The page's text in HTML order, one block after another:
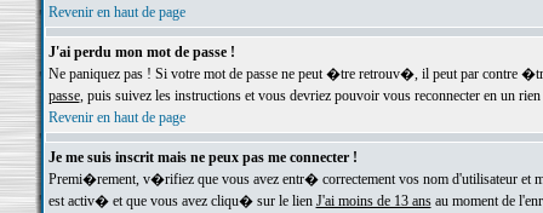
Revenir en haut de page
J'ai perdu mon mot de passe !
Ne paniquez pas ! Si votre mot de passe ne peut �tre retrouv�, il peut par contre
passe, puis suivez les instructions et vous devriez pouvoir vous reconnecter en un rien
Revenir en haut de page
Je me suis inscrit mais ne peux pas me connecter !
Premi�rement, v�rifiez que vous avez entr� correctement vos nom d'utilisateur
est activ� et que vous avez cliqu� sur le lien J'ai moins de 13 ansau moment de